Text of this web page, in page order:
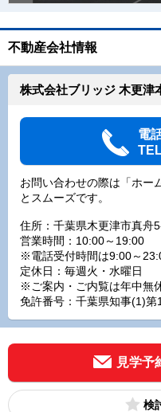
不動産会社情報
株式会社ブリッジ 木更津
電
お問い合わせの際は「ホー
とスムーズです。
住所：千葉県木更津市真舟
営業時間：10:00～19:00
※電話受付時間は9:00～
定休日：毎週火・水曜日
※ご案内・ご内覧は年中無
免許番号：千葉県知事(1)第
見学予
検